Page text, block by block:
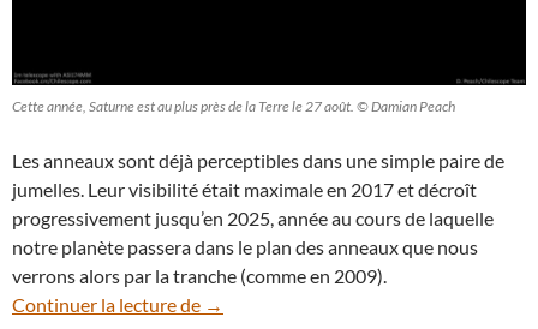
Cette année, Saturne est au plus près de la Terre le 27 août. © Damian Peach
Les anneaux sont déjà perceptibles dans une simple paire de
jumelles. Leur visibilité était maximale en 2017 et décroît
progressivement jusqu’en 2025, année au cours de laquelle
notre planète passera dans le plan des anneaux que nous
verrons alors par la tranche (comme en 2009).
Continuer la lecture de Éphémérides : le ciel du mois d’août 2023
→